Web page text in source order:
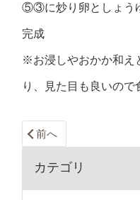
⑤③に炒り卵としょう
完成
※お浸しやおかか和え
り、見た目も良いので
前へ
カテゴリ